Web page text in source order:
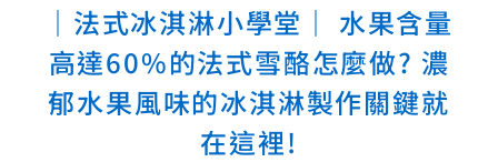
｜法式冰淇淋小學堂｜ 水果含量
高達60%的法式雪酪怎麼做? 濃
郁水果風味的冰淇淋製作關鍵就
在這裡!